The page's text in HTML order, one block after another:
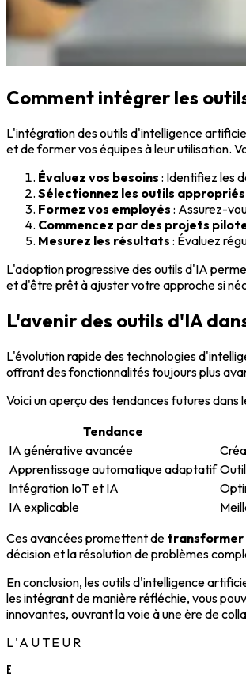
Comment intégrer les
L'intégration des outils d'intelligence
et de former vos équipes à leur utilisation.
Évaluez vos besoins : Identifiez les
Sélectionnez les outils appropriés
Formez vos employés : Assurez-
Commencez par des projets
Mesurez les résultats : Évaluez
L'adoption progressive des outils d'IA
et d'être prêt à ajuster votre approche si
L'avenir des outils d'IA
L'évolution rapide des technologies
offrant des fonctionnalités toujours plus
Voici un aperçu des tendances futures
Tendance
IA générative avancée
Apprentissage automatique adaptatif
Intégration IoT et IA
IA explicable
Ces avancées promettent de transformer
décision et la résolution de problèmes
En conclusion, les outils d'intelligence
les intégrant de manière réfléchie, vous
innovantes, ouvrant la voie à une ère de
L'AUTEUR
E